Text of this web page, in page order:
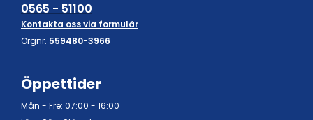
0565 - 51100
Kontakta oss via formulär
Orgnr. 559480-3966
Öppettider
Mån - Fre: 07:00 - 16:00